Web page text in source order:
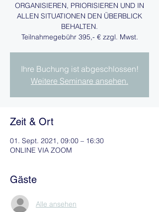
ORGANISIEREN, PRIORISIEREN UND IN
ALLEN SITUATIONEN DEN ÜBERBLICK
BEHALTEN.
Teilnahmegebühr 395,- € zzgl. Mwst.
Ihre Buchung ist abgeschlossen!
Weitere Seminare ansehen.
Zeit & Ort
01. Sept. 2021, 09:00 – 16:30
ONLINE VIA ZOOM
Gäste
Alle ansehen